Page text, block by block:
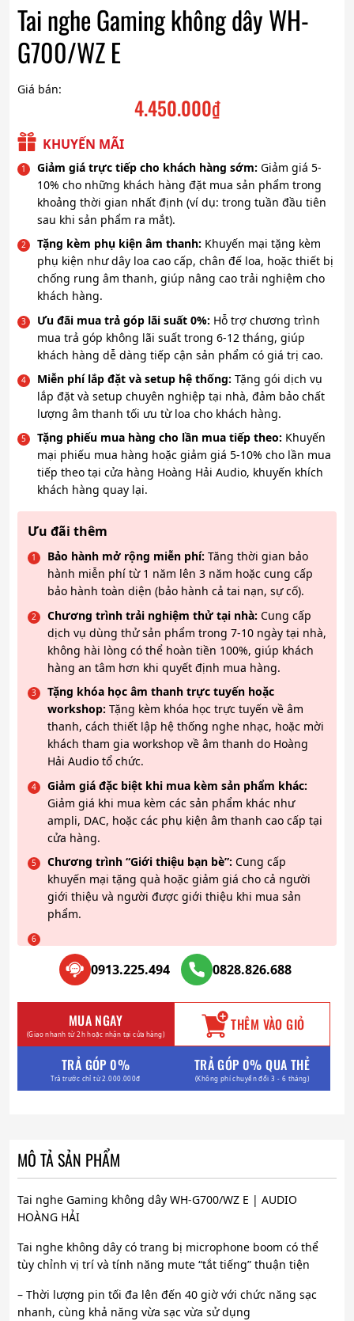
Tai nghe Gaming không dây WH-
G700/WZ E
Giá bán:
4.450.000₫
KHUYẾN MÃI
Giảm giá trực tiếp cho khách hàng sớm: Giảm giá 5-
10% cho những khách hàng đặt mua sản phẩm trong
khoảng thời gian nhất định (ví dụ: trong tuần đầu tiên
sau khi sản phẩm ra mắt).
Tặng kèm phụ kiện âm thanh: Khuyến mại tặng kèm
phụ kiện như dây loa cao cấp, chân đế loa, hoặc thiết bị
chống rung âm thanh, giúp nâng cao trải nghiệm cho
khách hàng.
Ưu đãi mua trả góp lãi suất 0%: Hỗ trợ chương trình
mua trả góp không lãi suất trong 6-12 tháng, giúp
khách hàng dễ dàng tiếp cận sản phẩm có giá trị cao.
Miễn phí lắp đặt và setup hệ thống: Tặng gói dịch vụ
lắp đặt và setup chuyên nghiệp tại nhà, đảm bảo chất
lượng âm thanh tối ưu từ loa cho khách hàng.
Tặng phiếu mua hàng cho lần mua tiếp theo: Khuyến
mại phiếu mua hàng hoặc giảm giá 5-10% cho lần mua
tiếp theo tại cửa hàng Hoàng Hải Audio, khuyến khích
khách hàng quay lại.
Ưu đãi thêm
Bảo hành mở rộng miễn phí: Tăng thời gian bảo
hành miễn phí từ 1 năm lên 3 năm hoặc cung cấp
bảo hành toàn diện (bảo hành cả tai nạn, sự cố).
Chương trình trải nghiệm thử tại nhà: Cung cấp
dịch vụ dùng thử sản phẩm trong 7-10 ngày tại nhà,
không hài lòng có thể hoàn tiền 100%, giúp khách
hàng an tâm hơn khi quyết định mua hàng.
Tặng khóa học âm thanh trực tuyến hoặc
workshop: Tặng kèm khóa học trực tuyến về âm
thanh, cách thiết lập hệ thống nghe nhạc, hoặc mời
khách tham gia workshop về âm thanh do Hoàng
Hải Audio tổ chức.
Giảm giá đặc biệt khi mua kèm sản phẩm khác:
Giảm giá khi mua kèm các sản phẩm khác như
ampli, DAC, hoặc các phụ kiện âm thanh cao cấp tại
cửa hàng.
Chương trình “Giới thiệu bạn bè”: Cung cấp
khuyến mại tặng quà hoặc giảm giá cho cả người
giới thiệu và người được giới thiệu khi mua sản
phẩm.
0913.225.494 0828.826.688
MUA NGAY
(Giao nhanh từ 2h hoặc nhận tại cửa hàng) THÊM VÀO GIỎ
TRẢ GÓP 0%
Trả trước chỉ từ 2.000.000đ
TRẢ GÓP 0% QUA THẺ
(Không phí chuyển đổi 3 - 6 tháng)
MÔ TẢ SẢN PHẨM
Tai nghe Gaming không dây WH-G700/WZ E | AUDIO
HOÀNG HẢI
Tai nghe không dây có trang bị microphone boom có thể
tùy chỉnh vị trí và tính năng mute “tắt tiếng” thuận tiện
– Thời lượng pin tối đa lên đến 40 giờ với chức năng sạc
nhanh, cùng khả năng vừa sạc vừa sử dụng